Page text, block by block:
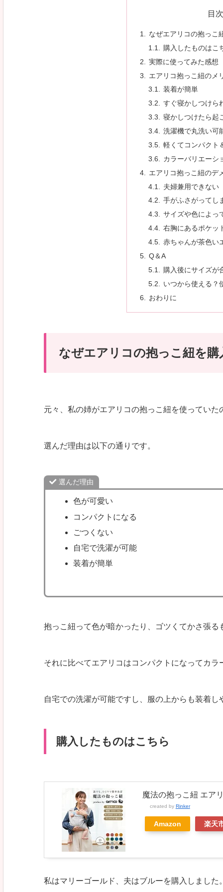
目次
なぜエアリコの抱っこ
購入したものはこ
実際に使ってみた感想
エアリコ抱っこ紐のメ
装着が簡単
すぐ寝かしつけら
寝かしつけたら起
洗濯機で丸洗い可
軽くてコンパクト
カラーバリエーシ
エアリコ抱っこ紐のデ
夫婦兼用できない
手がふさがってし
サイズや色によっ
右胸にあるポケッ
赤ちゃんが茶色い
Q＆A
購入後にサイズが
いつから使える？
おわりに
なぜエアリコの抱っこ紐を購
元々、私の姉がエアリコの抱っこ紐を使っていた
選んだ理由は以下の通りです。
選んだ理由
色が可愛い
コンパクトになる
ごつくない
自宅で洗濯が可能
装着が簡単
抱っこ紐って色が暗かったり、ゴツくてかさ張る
それに比べてエアリコはコンパクトになってカラ
自宅での洗濯が可能ですし、服の上からも装着
購入したものはこちら
魔法の抱っこ紐 エア
created by Rinker
Amazon 楽天
私はマリーゴールド、夫はブルーを購入しました